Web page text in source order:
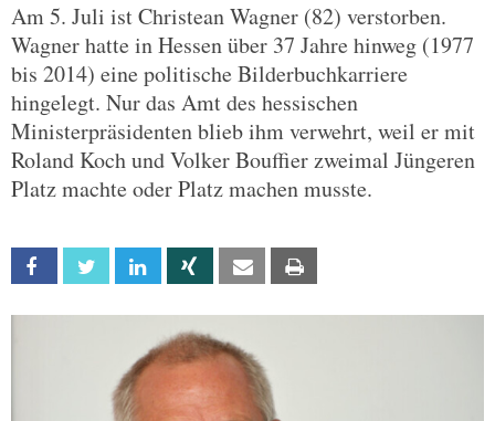
Am 5. Juli ist Christean Wagner (82) verstorben.
Wagner hatte in Hessen über 37 Jahre hinweg (1977
bis 2014) eine politische Bilderbuchkarriere
hingelegt. Nur das Amt des hessischen
Ministerpräsidenten blieb ihm verwehrt, weil er mit
Roland Koch und Volker Bouffier zweimal Jüngeren
Platz machte oder Platz machen musste.
Facebook Twitter Linkedin Xing Email